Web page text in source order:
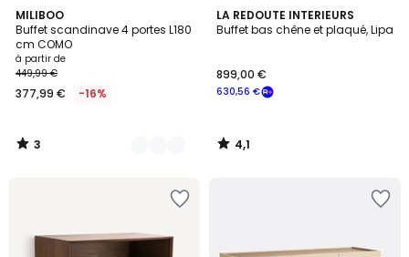
MILIBOO
Buffet scandinave 4 portes L180
cm COMO
à partir de
449,99 €
377,99 € -16%
3
/
5
2
Couleurs
3
/
LA REDOUTE INTERIEURS
Buffet bas chêne et plaqué, Lipa
630,56 €
899,00 €
4,1
/ 5
4,1
/